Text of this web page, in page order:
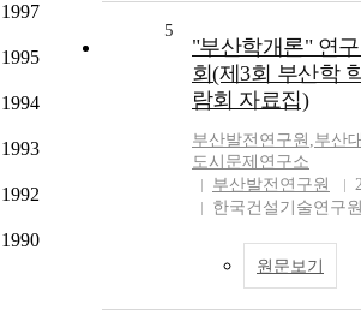
1997
1995
1994
1993
1992
1990
5
"부산학개론" 연
회(제3회 부산학
람회 자료집)
부산발전연구원 ,부산
도시문제연구소
부산발전연구원
한국건설기술연구
원문보기